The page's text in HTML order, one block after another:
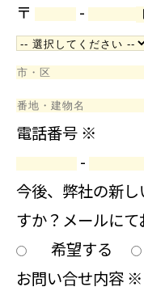
〒
-
電話番号 ※
-
今後、弊社の新
すか？メールにて
希望する
お問い合せ内容 ※